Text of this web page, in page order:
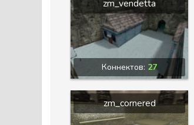
Коннектов: 27
zm_vendetta
zm_cornered